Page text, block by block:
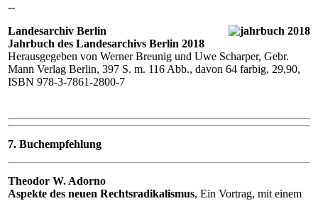
--
Landesarchiv Berlin
Jahrbuch des Landesarchivs Berlin 2018
Herausgegeben von Werner Breunig und Uwe Scharper, Gebr.
Mann Verlag Berlin, 397 S. m. 116 Abb., davon 64 farbig, 29,90,
ISBN 978-3-7861-2800-7
7. Buchempfehlung
Theodor W. Adorno
Aspekte des neuen Rechtsradikalismus, Ein Vortrag, mit einem